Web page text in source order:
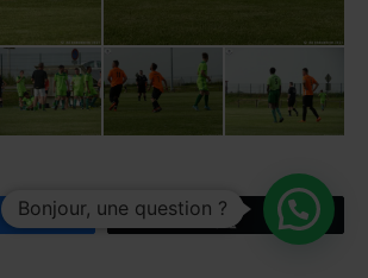
Partagez Tweetez
Bonjour, une question ?